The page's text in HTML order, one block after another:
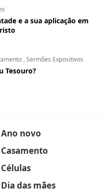
e a sua aplicação em
,Sermões Expositivos
Tesouro?
Ano novo
Casamento
Células
Dia das mães